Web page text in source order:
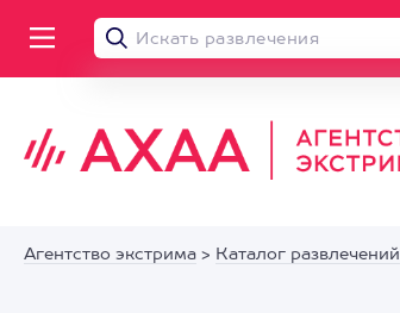
Агентство экстрима > Каталог развлечений